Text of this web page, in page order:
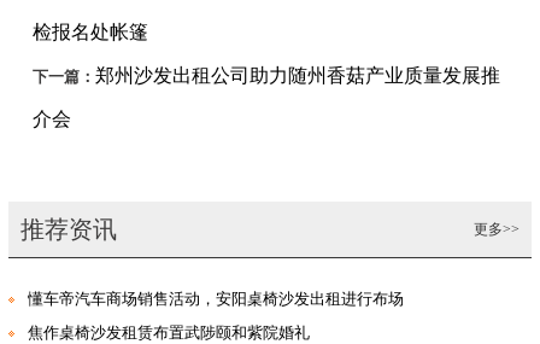
检报名处帐篷
下一篇： 郑州沙发出租公司助力随州香菇产业质量发展推
介会
推荐资讯 更多>>
懂车帝汽车商场销售活动，安阳桌椅沙发出租进行布场
焦作桌椅沙发租赁布置武陟颐和紫院婚礼